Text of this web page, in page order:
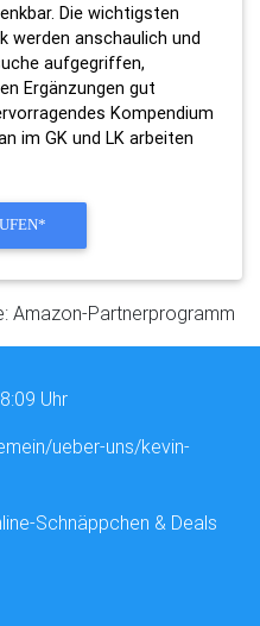
Die wichtigsten
werden anschaulich und
aufgegriffen,
Ergänzungen gut
Kompendium
im GK und LK arbeiten
Amazon-Partnerprogramm
Uhr
ueber-uns/kevin-
Schnäppchen & Deals